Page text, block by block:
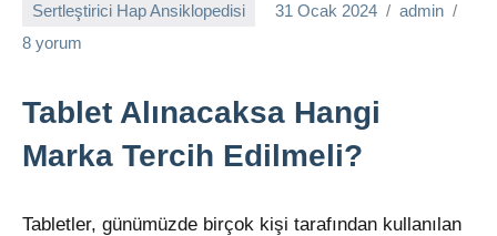
Sertleştirici Hap Ansiklopedisi 31 Ocak 2024
admin
8 yorum
Tablet Alınacaksa Hangi
Marka Tercih Edilmeli?
Tabletler, günümüzde birçok kişi tarafından kullanılan